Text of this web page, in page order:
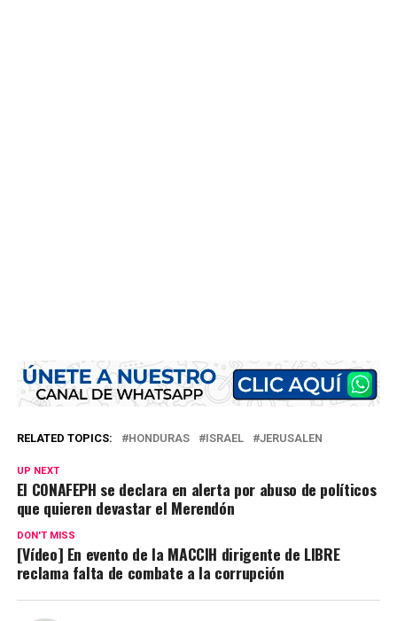
RELATED TOPICS: HONDURAS ISRAEL JERUSALEN
UP NEXT
El CONAFEPH se declara en alerta por abuso de políticos
que quieren devastar el Merendón
DON'T MISS
[Vídeo] En evento de la MACCIH dirigente de LIBRE
reclama falta de combate a la corrupción